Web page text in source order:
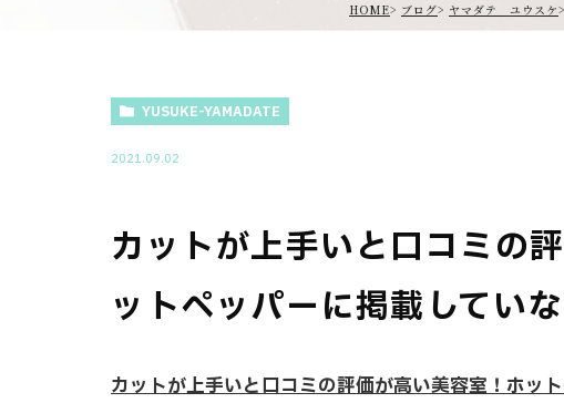
HOME ブログ ヤマダテ ユウスケ
YUSUKE-YAMADATE
2021.09.02
カットが上手いと口コミの
ットペッパーに掲載してい
カットが上手いと口コミの評価が高い美容室！ホッ